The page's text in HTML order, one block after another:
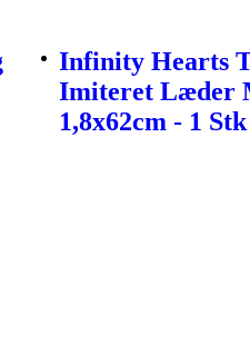
Infinity Hearts
Imiteret Læder
1,8x62cm - 1 Stk